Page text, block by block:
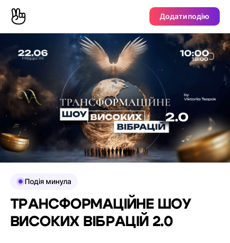
Додати подію
Подія минула
ТРАНСФОРМАЦІЙНЕ ШОУ
ВИСОКИХ ВІБРАЦІЙ 2.0